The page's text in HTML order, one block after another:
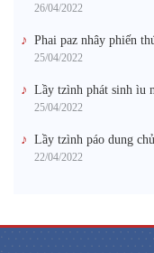
26/04/2022
Phai paz nhây phiến
25/04/2022
Lầy tzình phát sinh ìu
25/04/2022
Lầy tzình páo dung
22/04/2022